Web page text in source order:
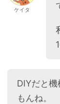
ケイタ
DIYだと
もんね。